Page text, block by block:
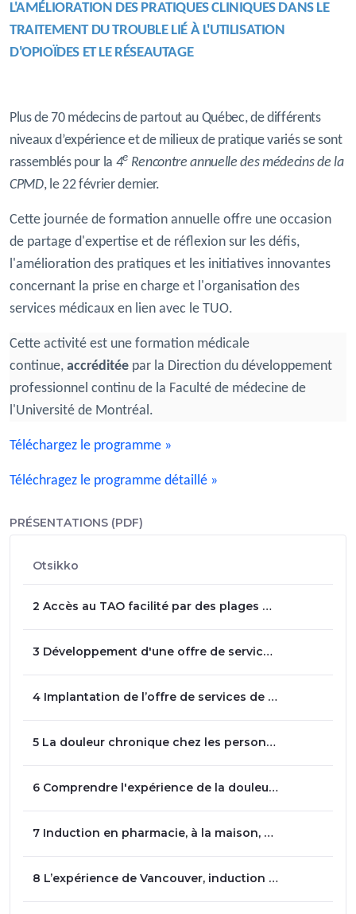
L'AMÉLIORATION DES PRATIQUESCLINIQUESDANS LE
TRAITEMENT DU TROUBLE LIÉ À L'UTILISATION
D'OPIOÏDES ET LE RÉSEAUTAGE
Plus de 70 médecins de partout au Québec, de différents
niveaux d’expérience et de milieux de pratique variés se sont
rassemblés pour la 4e Rencontre annuelle des médecins de la
CPMD, le 22 février dernier.
Cette journée de formation annuelle offre une occasion
de partage d'expertise et de réflexion sur les défis,
l'amélioration des pratiques et les initiatives innovantes
concernant la prise en charge et l'organisation des
services médicaux en lien avec le TUO.
Cette activité est une formation médicale
continue, accréditée par la Direction du développement
professionnel continu de la Faculté de médecine de
l'Université de Montréal.
Téléchargez le programme »
Téléchragez le programme détaillé »
PRÉSENTATIONS (PDF)
Otsikko
2 Accès au TAO facilité par des plages horaires sécurisées, l'expérience du CRD de Québec - Dre Violaine Germain
3 Développement d'une offre de services à bas seuil d’exigence au Saguenay - Dre Annie-Claude Privé
4 Implantation de l’offre de services de TAO dans une clinique UMF - Drs Nicolas Demers et Chloé Labelle
5 La douleur chronique chez les personnes utilisatrices de drogues. Prévalence, facteurs associés et accès au traitement - Jean-Luc Kaboré
6 Comprendre l'expérience de la douleur chronique chez les personnes utilisatrices de drogues, approche qualitative - Lise Dassieu
7 Induction en pharmacie, à la maison, en outreach et expérience des patients lors des inductions en première ligne - Dre Andrée-Anne Paré-Plante
8 L’expérience de Vancouver, induction par microdoses et autres stratégies alternatives pour buprénorphine-naloxone et traitement du TUO - Dr Dave Cyr